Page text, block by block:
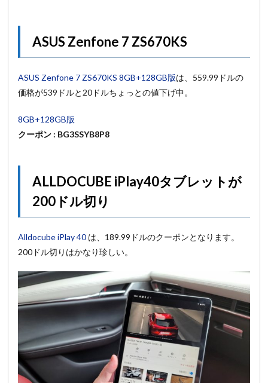
ASUS Zenfone 7 ZS670KS
ASUS Zenfone 7 ZS670KS 8GB+128GB版は、559.99ドルの
価格が539ドルと20ドルちょっとの値下げ中。
8GB+128GB版
クーポン : BG3SSYB8P8
ALLDOCUBE iPlay40タブレットが
200ドル切り
Alldocube iPlay 40 は、189.99ドルのクーポンとなります。
200ドル切りはかなり珍しい。